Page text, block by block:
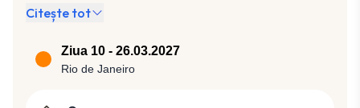
Corcovado va începe printr-o plimbare cu un trenuleţ
lacului Rodrigo de Freitas, după care vom urca 220
trepte către simbolul incontestabil al oraşului,
Citește tot
Ziua 10 - 26.03.2027
Rio de Janeiro